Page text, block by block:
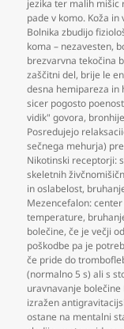
jezika ter malih mišic
pade v komo. Koža
Bolnika zbudijo
koma – nezavesten,
brezvarvna tekočina
zaščitni del, brije le
desna hemipareza in
sicer pogosto
vidik" govora,
Posredujejo
sečnega mehurja)
Nikotinski receptorji:
skeletnih
in oslabelost,
Mezencefalon:
temperature,
bolečine,če je večji
poškodbe pa je
če pride do
(normalno 5 s) ali s
uravnavanje
izražen
ostane na mentalni